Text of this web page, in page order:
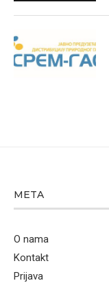
META
O nama
Kontakt
Prijava